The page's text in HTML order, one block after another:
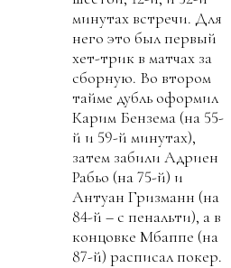
минутах встречи. Для
него это был первый
хет-трик в матчах за
сборную. Во втором
тайме дубль оформил
Карим Бензема (на 55-
й и 59-й минутах),
затем забили Адриен
Рабьо (на 75-й) и
Антуан Гризманн (на
84-й – с пенальти), а в
концовке Мбаппе (на
87-й) расписал покер.